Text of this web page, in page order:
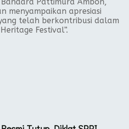
menyampaikan apresiasi
telah berkontribusi dalam
Festival”.